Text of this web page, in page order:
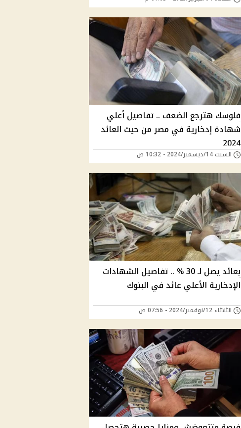
فلوسك هترجع الضعف .. تفاصيل أعلي
شهادة إدخارية في مصر من حيث العائد
2024
السبت 14/ديسمبر/2024 - 10:32 ص
بعائد يصل لـ 30 % .. تفاصيل الشهادات
الإدخارية الأعلي عائد في البنوك
الثلاثاء 12/نوفمبر/2024 - 07:56 ص